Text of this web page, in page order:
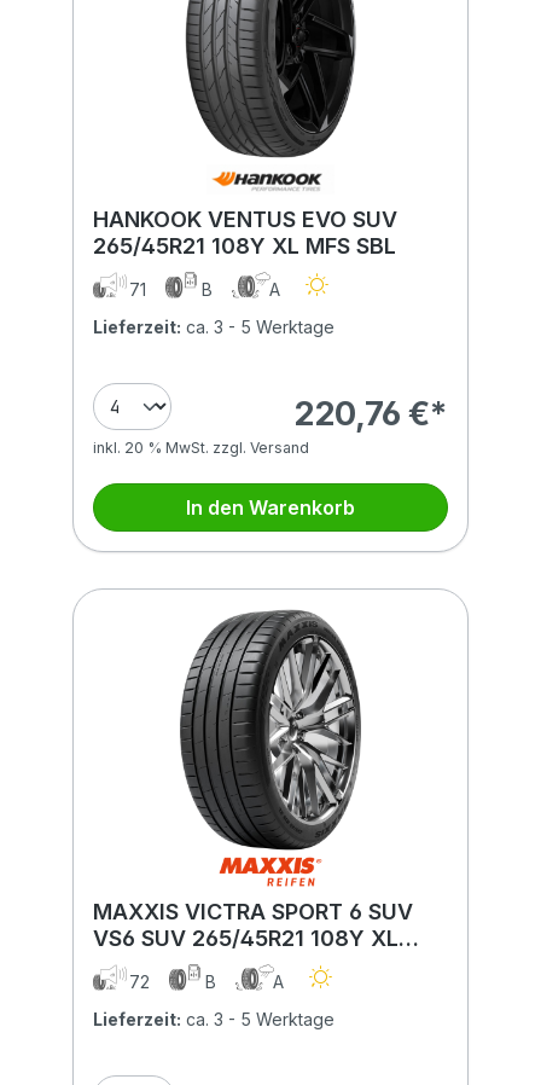
HANKOOK VENTUS EVO SUV
265/45R21 108Y XL MFS SBL
71 B
A
Lieferzeit: ca. 3 - 5 Werktage
220,76 €*
inkl. 20 % MwSt. zzgl. Versand
In den Warenkorb
MAXXIS VICTRA SPORT 6 SUV
VS6 SUV 265/45R21 108Y XL
MFS BSW
72 B
A
Lieferzeit: ca. 3 - 5 Werktage